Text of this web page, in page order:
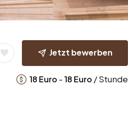
Jetzt bewerben
18 Euro -18 Euro / Stunde